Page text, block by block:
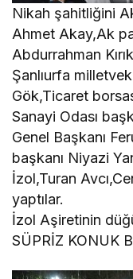
Nikah şahitliğini
Ahmet Akay,Ak
Abdurrahman
Şanlıurfa
Gök,Ticaret
Sanayi Odası
Genel Başkanı
başkanı Niyazi
İzol,Turan
yaptılar.
İzol Aşiretinin
SÜPRİZ KONUK